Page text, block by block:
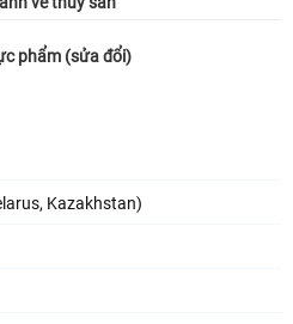
phẩm (sửa đổi)
Kazakhstan)